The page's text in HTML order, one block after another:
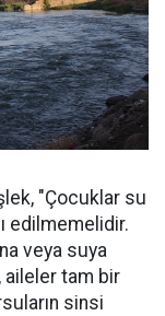
"Çocuklar su
edilmemelidir.
veya suya
tam bir
sinsi